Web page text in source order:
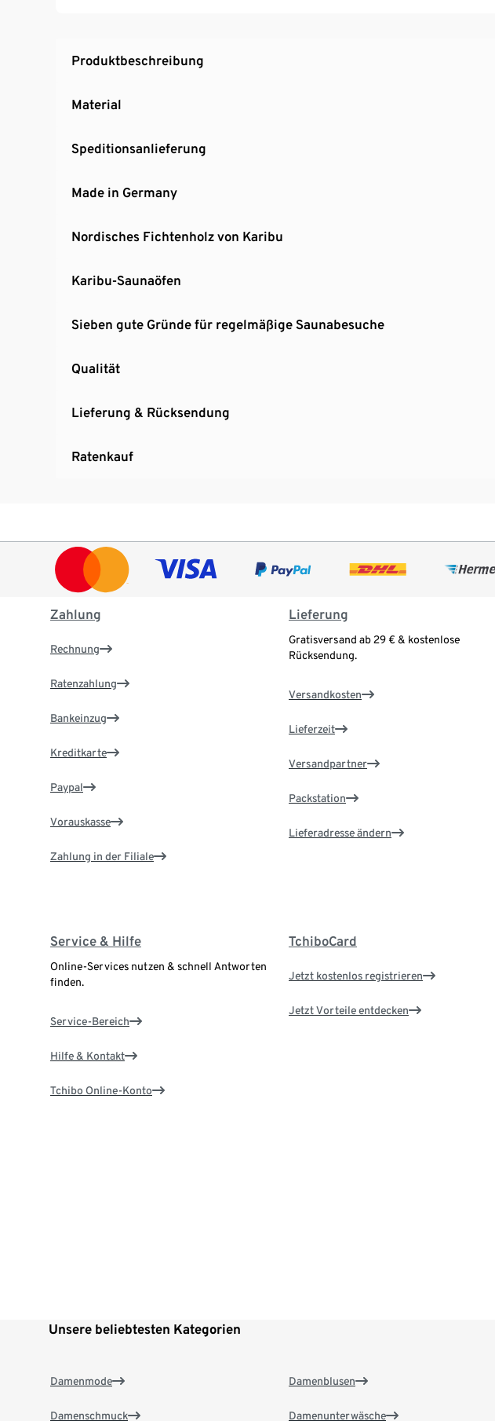
Produktbeschreibung
Material
Speditionsanlieferung
Made in Germany
Nordisches Fichtenholz von Karibu
Karibu-Saunaöfen
Sieben gute Gründe für regelmäßige Saunabesuche
Qualität
Lieferung & Rücksendung
Ratenkauf
Zahlung
Rechnung
Ratenzahlung
Bankeinzug
Kreditkarte
Paypal
Vorauskasse
Zahlung in der Filiale
Lieferung
Gratisversand ab 29 € & kostenlose
Rücksendung.
Versandkosten
Lieferzeit
Versandpartner
Packstation
Lieferadresse ändern
Service & Hilfe
Online-Services nutzen & schnell Antworten
finden.
Service-Bereich
Hilfe & Kontakt
Tchibo Online-Konto
TchiboCard
Jetzt kostenlos registrieren
Jetzt Vorteile entdecken
Unsere beliebtesten Kategorien
Damenmode
Damenschmuck
Damenblusen
Damenunterwäsche